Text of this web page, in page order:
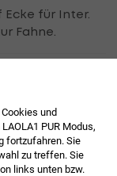
Ecke für Inter.
Fahne.
Dimarco
und
PUR Modus,
fortzufahren. Sie
zu treffen. Sie
links unten bzw.